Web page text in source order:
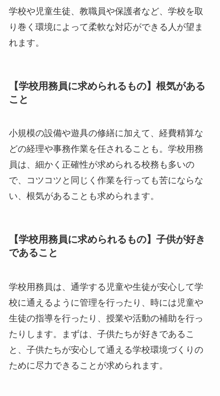
学校や児童生徒、教職員や保護者など、学校を取
り巻く環境によって柔軟な対応ができる人が望ま
れます。
【学校用務員に求められるもの】根気がある
こと
小規模の設備や遊具の修繕に加えて、経費精算な
どの経理や事務作業を任されることも。学校用務
員は、細かく正確性が求められる校務も多いの
で、コツコツと同じく作業を行っても苦にならな
い、根気があることも求められます。
【学校用務員に求められるもの】子供が好き
であること
学校用務員は、通学する児童や生徒が安心して学
校に通えるように管理を行ったり、時には児童や
生徒の指導を行ったり、授業や活動の補助を行っ
たりします。まずは、子供たちが好きであるこ
と、子供たちが安心して通える学校環境づくりの
ために尽力できることが求められます。